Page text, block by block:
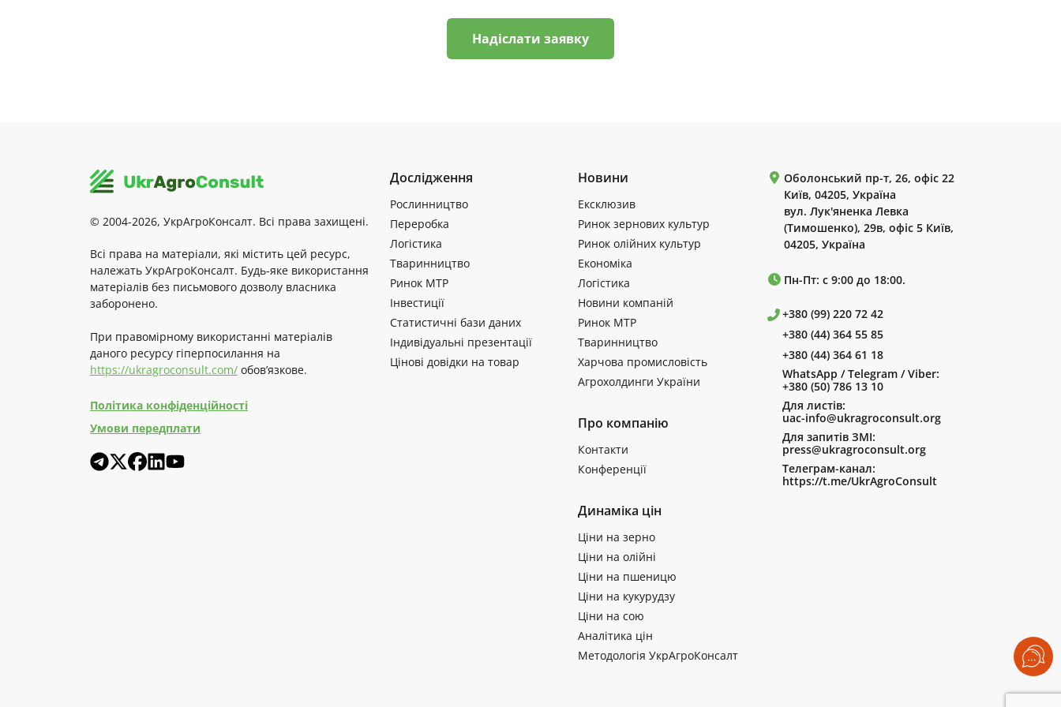
Надіслати заявку
© 2004-2026, УкрАгроКонсалт. Всі права захищені.
Всі права на матеріали, які містить цей ресурс,
належать УкрАгроКонсалт. Будь-яке використання
матеріалів без письмового дозволу власника
заборонено.
При правомірному використанні матеріалів
даного ресурсу гіперпосилання на
https://ukragroconsult.com/ обов’язкове.
Політика конфіденційності
Умови передплати
Дослідження
Рослинництво
Переробка
Логістика
Тваринництво
Ринок МТР
Інвестиції
Статистичні бази даних
Індивідуальні презентації
Цінові довідки на товар
Новини
Ексклюзив
Ринок зернових культур
Ринок олійних культур
Економіка
Логістика
Новини компаній
Ринок МТР
Тваринництво
Харчова промисловість
Агрохолдинги України
Про компанію
Контакти
Конференції
Динаміка цін
Ціни на зерно
Ціни на олійні
Ціни на пшеницю
Ціни на кукурудзу
Ціни на сою
Аналітика цін
Методологія УкрАгроКонсалт
Оболонський пр-т, 26, офіс 22
Київ, 04205, Україна
вул. Лук'яненка Левка
(Тимошенко), 29в, офіс 5 Київ,
04205, Україна
Пн-Пт: с 9:00 до 18:00.
+380 (99) 220 72 42
+380 (44) 364 55 85
+380 (44) 364 61 18
WhatsApp / Telegram / Viber:
+380 (50) 786 13 10
Для листів:
uac-info@ukragroconsult.org
Для запитів ЗМІ:
press@ukragroconsult.org
Телеграм-канал:
https://t.me/UkrAgroConsult